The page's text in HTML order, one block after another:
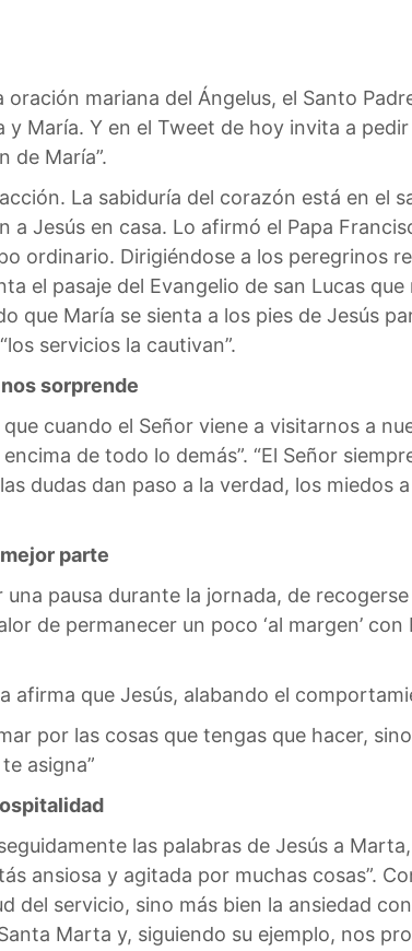
oración mariana del Ángelus, el Santo
y María. Y en el Tweet de hoy invita a
de María”.
La sabiduría del corazón está en el
a Jesús en casa. Lo afirmó el Papa
ordinario. Dirigiéndose a los peregrinos
el pasaje del Evangelio de san Lucas
que María se sienta a los pies de Jesús
servicios la cautivan”.
sorprende
cuando el Señor viene a visitarnos a
de todo lo demás”. “El Señor
dudas dan paso a la verdad, los
parte
una pausa durante la jornada, de
de permanecer un poco ‘al margen’
afirma que Jesús, alabando el
por las cosas que tengas que hacer,
asigna”
las palabras de Jesús a
ansiosa y agitada por muchas cosas”.
del servicio, sino más bien la ansiedad
Marta y, siguiendo su ejemplo, nos